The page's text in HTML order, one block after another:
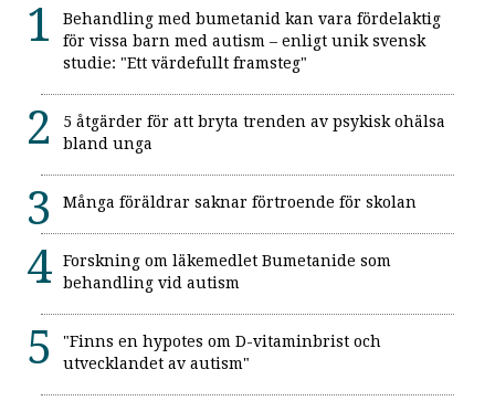
Behandling med bumetanid kan vara fördelaktig
för vissa barn med autism – enligt unik svensk
studie: "Ett värdefullt framsteg"
5 åtgärder för att bryta trenden av psykisk ohälsa
bland unga
Många föräldrar saknar förtroende för skolan
Forskning om läkemedlet Bumetanide som
behandling vid autism
"Finns en hypotes om D-vitaminbrist och
utvecklandet av autism"